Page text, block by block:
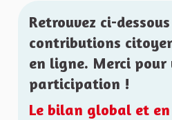
Retrouvez ci-
contributions
en ligne. Merci pour
participation !
Le bilan global et